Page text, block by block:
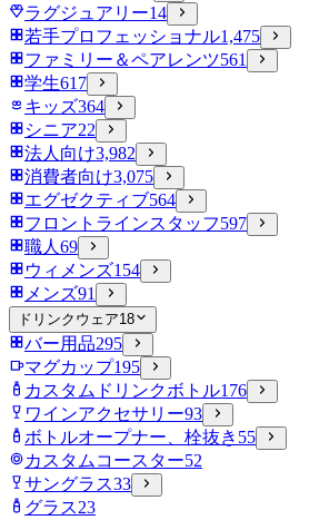
ラグジュアリー14
若手プロフェッショナル1,475
ファミリー＆ペアレンツ561
学生617
キッズ364
シニア22
法人向け3,982
消費者向け3,075
エグゼクティブ564
フロントラインスタッフ597
職人 69
ウィメンズ154
メンズ91
ドリンクウェア18
バー用品295
マグカップ195
カスタムドリンクボトル176
ワインアクセサリー93
ボトルオープナー、栓抜き 55
カスタムコースター52
サングラス33
グラス23